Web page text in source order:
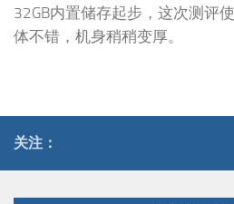
32GB内置储存起步，这次测评
体不错，机身稍稍变厚。
关注：